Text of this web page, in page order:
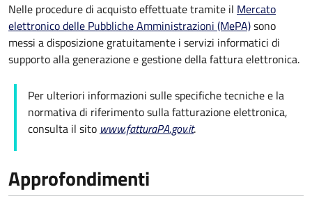
Nelle procedure di acquisto effettuate tramite il Mercato
elettronico delle Pubbliche Amministrazioni (MePA)sono
messi a disposizione gratuitamente i servizi informatici di
supporto alla generazione e gestione della fattura elettronica.
Per ulteriori informazioni sulle specifiche tecniche e la
normativa di riferimento sulla fatturazione elettronica,
consulta il sito www.fatturaPA.gov.it.
Approfondimenti